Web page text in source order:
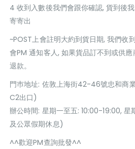
4 收到入數後我們會跟你確認, 貨到後
寄寄出
~POST上會註明大約到貨日期, 我們收
會PM 通知客人, 如果貨品訂不到或供
退款。
門巿地址: 佐敦上海街42-46號忠和商
C2出口)
辦公時間: 星期一至五: 10:00-19:00, 星
及公眾假期休息)
^^歡迎PM查詢批發^^